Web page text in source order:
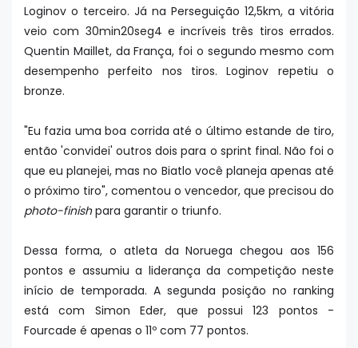
Loginov o terceiro. Já na Perseguição 12,5km, a vitória
veio com 30min20seg4 e incríveis três tiros errados.
Quentin Maillet, da França, foi o segundo mesmo com
desempenho perfeito nos tiros. Loginov repetiu o
bronze.
"Eu fazia uma boa corrida até o último estande de tiro,
então 'convidei' outros dois para o sprint final. Não foi o
que eu planejei, mas no Biatlo você planeja apenas até
o próximo tiro", comentou o vencedor, que precisou do
photo-finishpara garantir o triunfo.
Dessa forma, o atleta da Noruega chegou aos 156
pontos e assumiu a liderança da competição neste
início de temporada. A segunda posição no ranking
está com Simon Eder, que possui 123 pontos -
Fourcade é apenas o 11º com 77 pontos.